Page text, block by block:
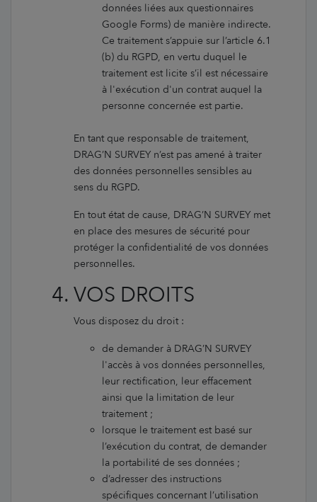
données liées aux questionnaires
Google Forms) de manière indirecte.
Ce traitement s’appuie sur l’article 6.1
(b) du RGPD, en vertu duquel le
traitement est licite s’il est nécessaire
à l'exécution d'un contrat auquel la
personne concernée est partie.
En tant que responsable de traitement,
DRAG’N SURVEY n’est pas amené à traiter
des données personnelles sensibles au
sens du RGPD.
En tout état de cause, DRAG’N SURVEY met
en place des mesures de sécurité pour
protéger la confidentialité de vos données
personnelles.
VOS DROITS
Vous disposez du droit :
de demander à DRAG’N SURVEY
l'accès à vos données personnelles,
leur rectification, leur effacement
ainsi que la limitation de leur
traitement ;
lorsque le traitement est basé sur
l’exécution du contrat, de demander
la portabilité de ses données ;
d’adresser des instructions
spécifiques concernant l’utilisation